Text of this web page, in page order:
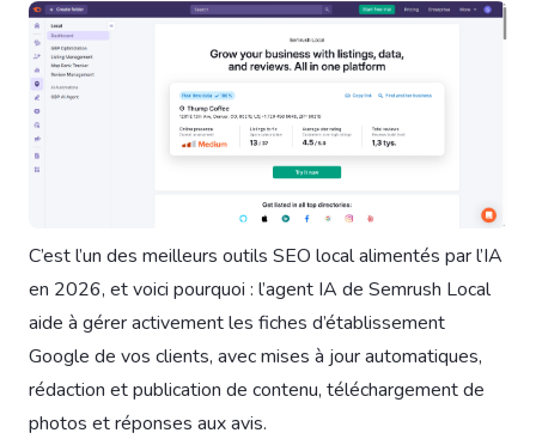
C’est l’un des meilleurs outils SEO local alimentés par l’IA
en 2026, et voici pourquoi : l’agent IA de Semrush Local
aide à gérer activement les fiches d’établissement
Google de vos clients, avec mises à jour automatiques,
rédaction et publication de contenu, téléchargement de
photos et réponses aux avis.